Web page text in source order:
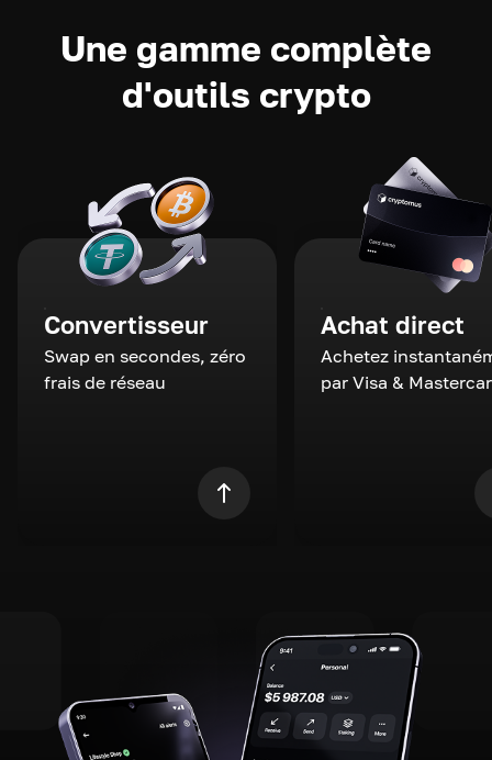
Une gamme complète
d'outils crypto
Convertisseur
Swap en secondes, zéro
frais de réseau
Achat direct
Achetez
par Visa &